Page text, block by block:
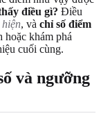
điều gì? Điều
, và chỉ số điểm
hoặc khám phá
cuối cùng.
và ngưỡng